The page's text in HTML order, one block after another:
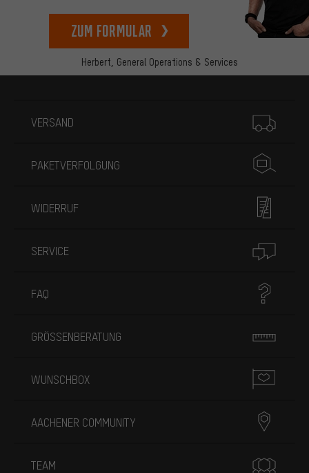
Herbert, General Operations & Services
zum Formular
VERSAND
PAKETVERFOLGUNG
WIDERRUF
SERVICE
FAQ
GRÖSSENBERATUNG
WUNSCHBOX
AACHENER COMMUNITY
TEAM